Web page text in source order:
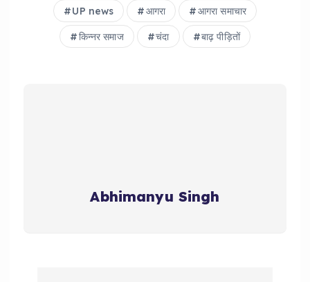
UP news आगरा आगरा समाचार
किन्नर समाज चंदा बाढ़ पीड़ितों
Abhimanyu Singh